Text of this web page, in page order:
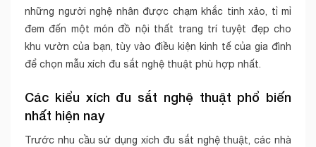
những người nghệ nhân được chạm khắc tinh xảo, tỉ mỉ
đem đến một món đồ nội thất trang trí tuyệt đẹp cho
khu vườn của bạn, tùy vào điều kiện kinh tế của gia đình
để chọn mẫu xích đu sắt nghệ thuật phù hợp nhất.
Các kiểu xích đu sắt nghệ thuật phổ biến
nhất hiện nay
Trước nhu cầu sử dụng xích đu sắt nghệ thuật, các nhà